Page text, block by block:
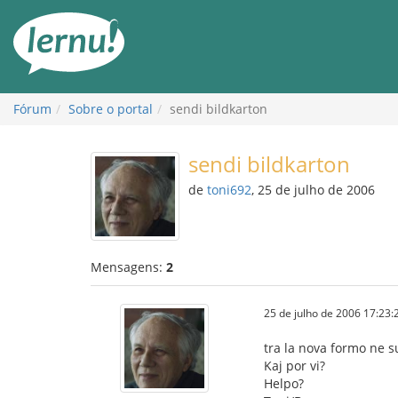
conteúdo
Fórum Sobre o portal sendi bildkarton
sendi bildkarton
de toni692, 25 de julho de 2006
Mensagens: 2
25 de julho de 2006
tra la nova formo ne
Kaj por vi?
Helpo?